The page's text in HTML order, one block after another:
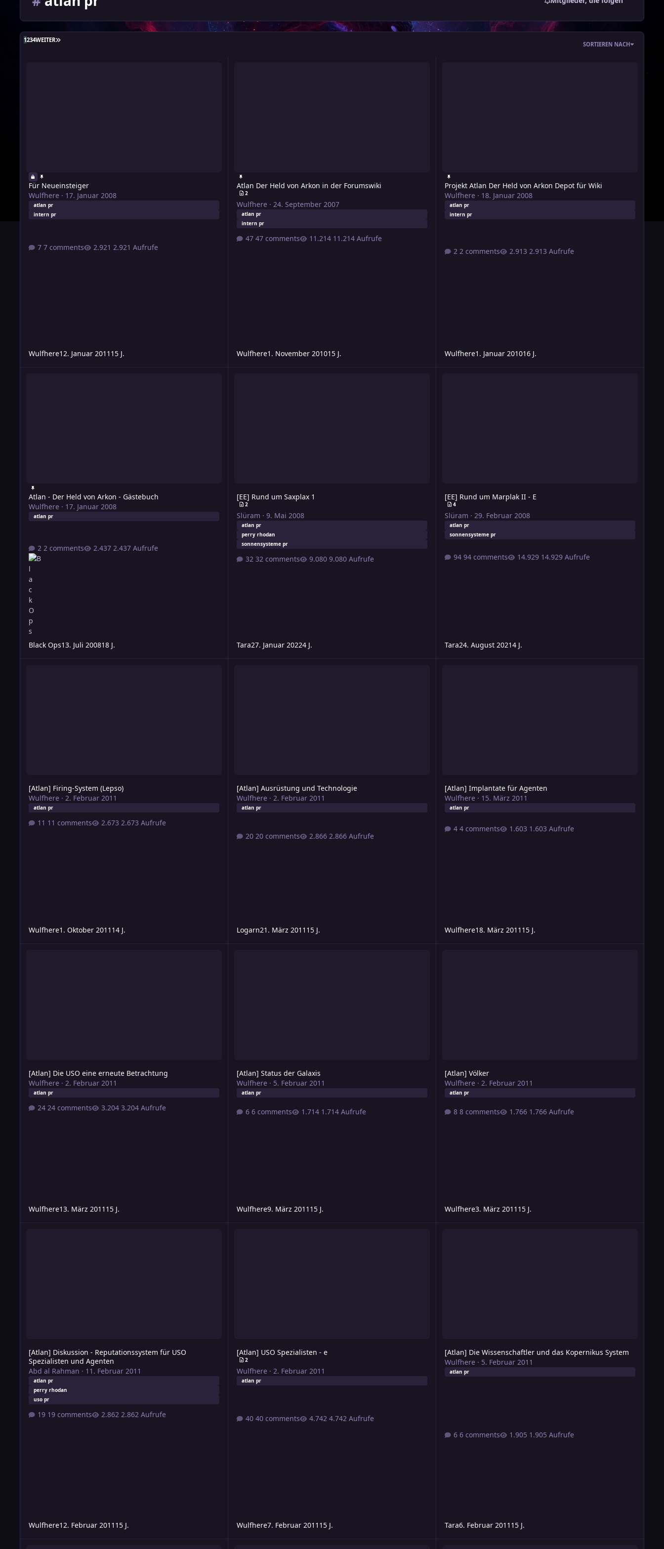
1234WEITER LETZTE SEITE
SORTIEREN NACH
Für Neueinsteiger
Wulfhere· 17. Januar 2008
atlan pr
intern pr
7 comments 2.921 Aufrufe
Wulfhere12. Januar 2011 15 J.
Atlan Der Held von Arkon in der Forumswiki
2
Wulfhere· 24. September 2007
atlan pr
intern pr
47 comments 11.214 Aufrufe
Wulfhere1. November 201015 J.
Projekt Atlan Der Held von Arkon Depot für Wiki
Wulfhere· 18. Januar 2008
atlan pr
intern pr
2 comments 2.913 Aufrufe
Wulfhere1. Januar 201016 J.
Atlan - Der Held von Arkon - Gästebuch
Wulfhere· 17. Januar 2008
atlan pr
2 comments 2.437 Aufrufe
Black Ops13. Juli 200818 J.
[EE] Rund um Saxplax 1
2
Slüram · 9. Mai 2008
atlan pr
perry rhodan
sonnensysteme pr
32 comments 9.080 Aufrufe
Tara27. Januar 20224 J.
[EE] Rund um Marplak II - E
4
Slüram · 29. Februar 2008
atlan pr
sonnensysteme pr
94 comments 14.929 Aufrufe
Tara24. August 20214 J.
[Atlan] Firing-System (Lepso)
Wulfhere· 2. Februar 2011
atlan pr
11 comments 2.673 Aufrufe
Wulfhere1. Oktober 2011 14 J.
[Atlan] Ausrüstung und Technologie
Wulfhere· 2. Februar 2011
atlan pr
20 comments 2.866 Aufrufe
Logarn21. März 2011 15 J.
[Atlan] Implantate für Agenten
Wulfhere· 15. März 2011
atlan pr
4 comments 1.603 Aufrufe
Wulfhere18. März 2011 15 J.
[Atlan] Die USO eine erneute Betrachtung
Wulfhere· 2. Februar 2011
atlan pr
24 comments 3.204 Aufrufe
Wulfhere13. März 2011 15 J.
[Atlan] Status der Galaxis
Wulfhere· 5. Februar 2011
atlan pr
6 comments 1.714 Aufrufe
Wulfhere9. März 2011 15 J.
[Atlan] Völker
Wulfhere· 2. Februar 2011
atlan pr
8 comments 1.766 Aufrufe
Wulfhere3. März 2011 15 J.
[Atlan] Diskussion - Reputationssystem für USO
Spezialisten und Agenten
Abd al Rahman · 11. Februar 2011
atlan pr
perry rhodan
uso pr
19 comments 2.862 Aufrufe
Wulfhere12. Februar 2011 15 J.
[Atlan] USO Spezialisten - e
2
Wulfhere· 2. Februar 2011
atlan pr
40 comments 4.742 Aufrufe
Wulfhere7. Februar 2011 15 J.
[Atlan] Die Wissenschaftler und das Kopernikus System
Wulfhere· 5. Februar 2011
atlan pr
6 comments 1.905 Aufrufe
Tara6. Februar 2011 15 J.